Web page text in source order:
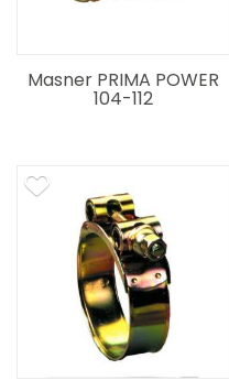
Masner PRIMA POWER
104-112